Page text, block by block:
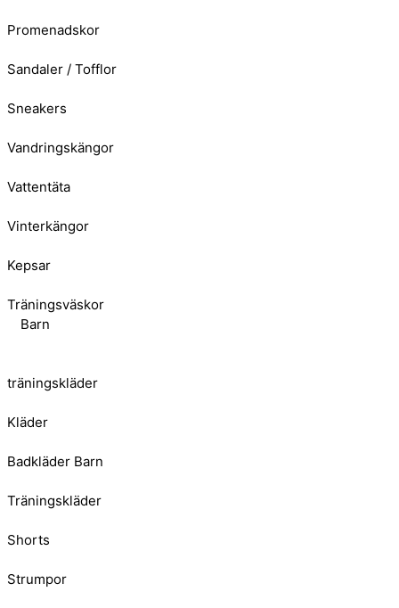
Promenadskor
Sandaler / Tofflor
Sneakers
Vandringskängor
Vattentäta
Vinterkängor
Kepsar
Träningsväskor
Barn
träningskläder
Kläder
Badkläder Barn
Träningskläder
Shorts
Strumpor